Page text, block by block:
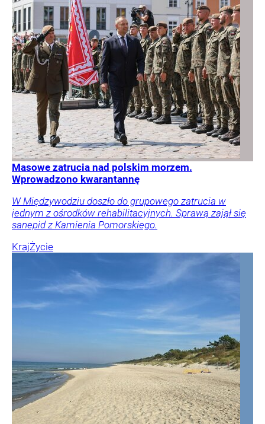
Masowe zatrucia nad polskim morzem.
Wprowadzono kwarantannę
W Międzywodziu doszło do grupowego zatrucia w
jednym z ośrodków rehabilitacyjnych. Sprawą zajął się
sanepid z Kamienia Pomorskiego.
KrajŻycie